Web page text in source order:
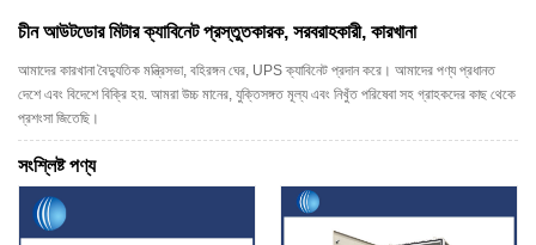
চীন আউটডোর মিটার ক্যাবিনেট প্রস্তুতকারক, সরবরাহকারী, কারখানা
আমাদের কারখানা বৈদ্যুতিক মন্ত্রিসভা, বহিরঙ্গন ঘের, UPS ক্যাবিনেট প্রদান করে। আমাদের পণ্য প্রধানত
দেশে এবং বিদেশে বিক্রি হয়. আমরা উচ্চ মানের, যুক্তিসঙ্গত মূল্য এবং নিখুঁত পরিষেবা সহ গ্রাহকদের কাছ থেকে
প্রশংসা জিতেছি।
সংশ্লিষ্ট পণ্য